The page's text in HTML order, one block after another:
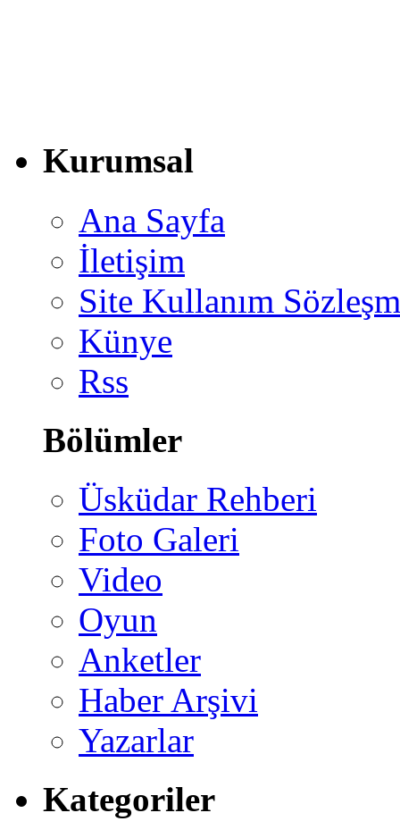
Kurumsal
Ana Sayfa
İletişim
Site Kullanım
Künye
Rss
Bölümler
Üsküdar Rehberi
Foto Galeri
Video
Oyun
Anketler
Haber Arşivi
Yazarlar
Kategoriler